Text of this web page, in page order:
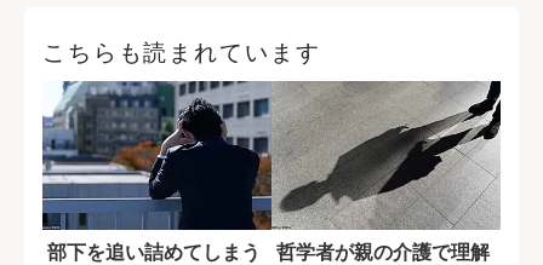
こちらも読まれています
部下を追い詰めてしまう
哲学者が親の介護で理解